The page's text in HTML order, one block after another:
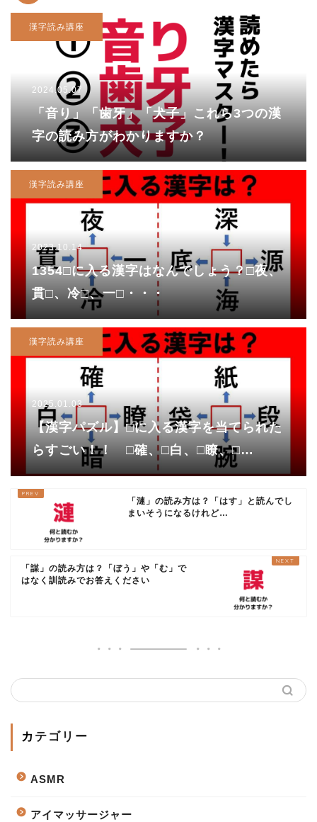
漢字読み講座
2024.05.07
「音り」「歯牙」「犬子」これら3つの漢
字の読み方がわかりますか？
漢字読み講座
2023.10.14
1354□に入る漢字はなんでしょう？□夜、
貫□、冷□、一□・・・
漢字読み講座
2025.01.03
【漢字パズル】□に入る漢字を当てられた
らすごい！！ □確、□白、□瞭、□
暗・・・！？
「漣」の読み方は？「はす」と読んでし
まいそうになるけれど…
「謀」の読み方は？「ぼう」や「む」で
はなく訓読みでお答えください
カテゴリー
ASMR
アイマッサージャー